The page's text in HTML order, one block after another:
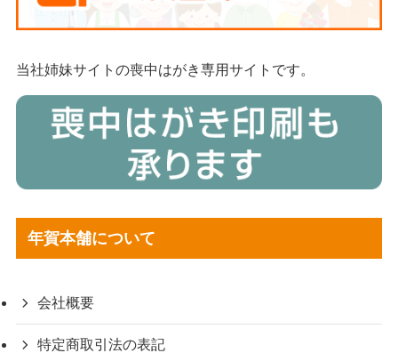
当社姉妹サイトの喪中はがき専用サイトです。
年賀本舗について
会社概要
特定商取引法の表記